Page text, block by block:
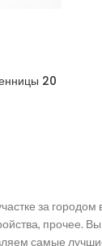
20
за городом
прочее.
самые